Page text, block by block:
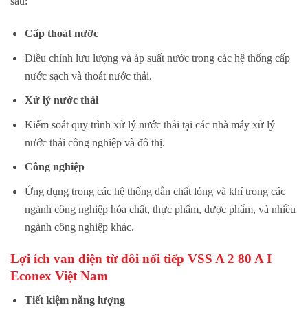
Cấp thoát nước
Điều chỉnh lưu lượng và áp suất nước trong các hệ thống cấp
nước sạch và thoát nước thải.
Xử lý nước thải
Kiểm soát quy trình xử lý nước thải tại các nhà máy xử lý
nước thải công nghiệp và đô thị.
Công nghiệp
Ứng dụng trong các hệ thống dẫn chất lỏng và khí trong các
ngành công nghiệp hóa chất, thực phẩm, dược phẩm, và nhiều
ngành công nghiệp khác.
Lợi ích van điện từ đôi nối tiếp VSS A 2 80 A I
Econex Việt Nam
Tiết kiệm năng lượng